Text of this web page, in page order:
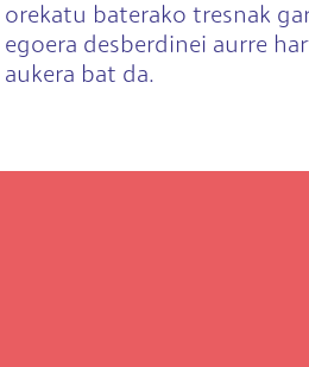
orekatu baterako tresnak
egoera desberdinei aurre
aukera bat da.